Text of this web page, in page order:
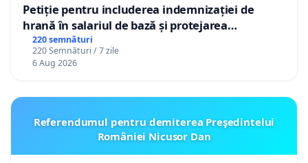
Petiție pentru includerea indemnizației de
hrană în salariul de bază și protejarea
gradațiilor de vechime pentru asistenții
personali
220 semnături
220 Semnături / 7 zile
6 Aug 2026
Referendumul pentru demiterea Preşedintelui
României Nicusor Dan